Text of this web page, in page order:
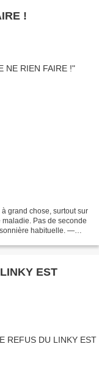
!
grand chose, surtout sur
maladie. Pas de seconde
habituelle. —
EST